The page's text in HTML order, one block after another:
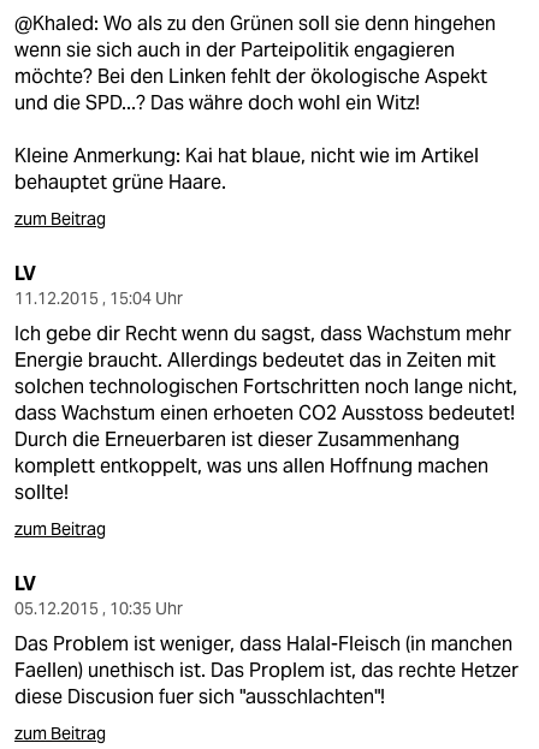
wahrheit
verlag
veranstaltungen
shop
fragen & hilfe
unterstützen
abo
genossenschaft
epaper login
@Khaled: Wo als zu den Grünen soll sie denn hingehen
wenn sie sich auch in der Parteipolitik engagieren
möchte? Bei den Linken fehlt der ökologische Aspekt
und die SPD...? Das währe doch wohl ein Witz!
Kleine Anmerkung: Kai hat blaue, nicht wie im Artikel
behauptet grüne Haare.
zum Beitrag
LV
11.12.2015 , 15:04 Uhr
Ich gebe dir Recht wenn du sagst, dass Wachstum mehr
Energie braucht. Allerdings bedeutet das in Zeiten mit
solchen technologischen Fortschritten noch lange nicht,
dass Wachstum einen erhoeten CO2 Ausstoss bedeutet!
Durch die Erneuerbaren ist dieser Zusammenhang
komplett entkoppelt, was uns allen Hoffnung machen
sollte!
zum Beitrag
LV
05.12.2015 , 10:35 Uhr
Das Problem ist weniger, dass Halal-Fleisch (in manchen
Faellen) unethisch ist. Das Proplem ist, das rechte Hetzer
diese Discusion fuer sich "ausschlachten"!
zum Beitrag